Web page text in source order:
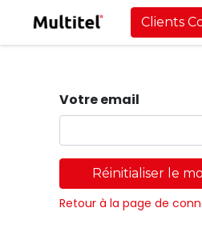
Clients
Votre email
Réinitialiser le
Retour à la page de